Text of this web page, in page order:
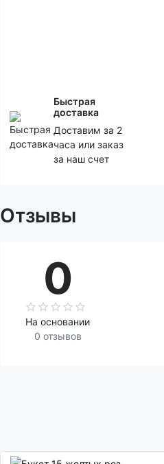
Быстрая
доставка
Доставим за 2
часа или заказ
за наш счет
Отзывы
0
На основании
0 отзывов